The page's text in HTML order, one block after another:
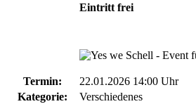
Eintritt frei
Termin:
22.01.2026 14:00 Uhr
Kategorie:
Verschiedenes